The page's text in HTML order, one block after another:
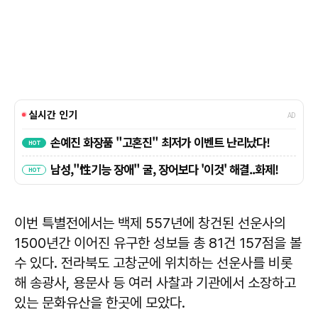
이번 특별전에서는 백제 557년에 창건된 선운사의
1500년간 이어진 유구한 성보들 총 81건 157점을 볼
수 있다. 전라북도 고창군에 위치하는 선운사를 비롯
해 송광사, 용문사 등 여러 사찰과 기관에서 소장하고
있는 문화유산을 한곳에 모았다.